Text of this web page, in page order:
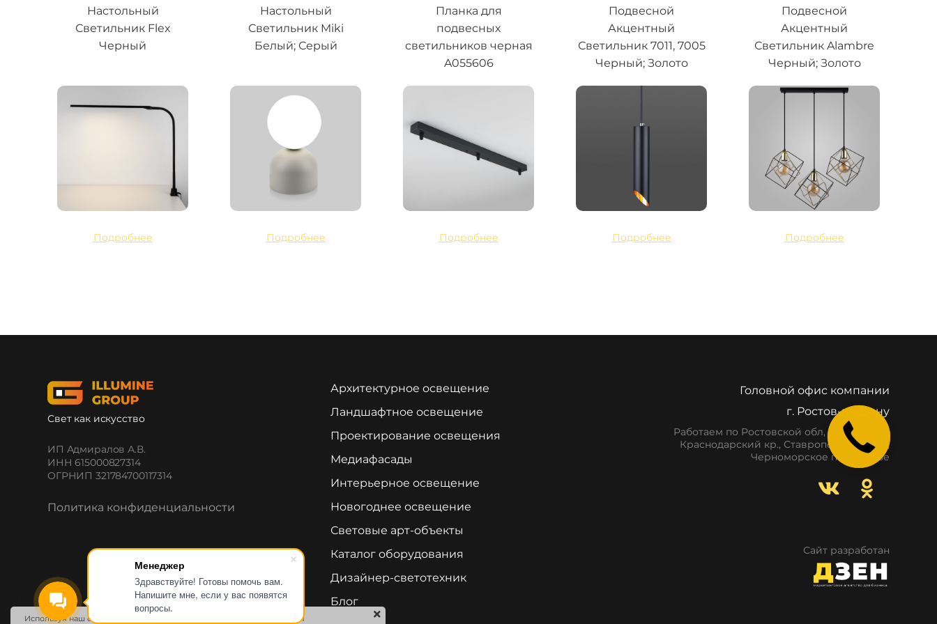
Менеджер
Здравствуйте! Готовы помочь вам.
Напишите мне, если у вас появятся
вопросы.
Настольный
Светильник Flex
Черный
Подробнее
Настольный
Светильник Miki
Белый; Серый
Подробнее
Планка для
подвесных
светильников черная
A055606
Подробнее
Подвесной
Акцентный
Светильник 7011, 7005
Черный; Золото
Подробнее
Подвесной
Акцентный
Светильник Alambre
Черный; Золото
Подробнее
Свет как искусство
ИП Адмиралов А.В.
ИНН 615000827314
ОГРНИП 321784700117314
Политика конфиденциальности
Архитектурное освещение
Ландшафтное освещение
Проектирование освещения
Медиафасады
Интерьерное освещение
Новогоднее освещение
Световые арт-объекты
Каталог оборудования
Дизайнер-светотехник
Блог
Головной офис компании
г. Ростов-на-Дону
Работаем по Ростовской обл, респ. Крым,
Краснодарский кр., Ставропольский кр.,
Черноморское побережье
Сайт разработан
Используя наш сайт, вы даете согласие на обработку файлов cookie и